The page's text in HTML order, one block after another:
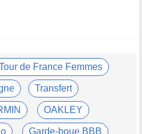
d'une fracture de la clavicule
07/08
été modifié en raison
les coulisses de la FDJ
de France Femmes
Transfert
OAKLEY
Garde-boue BBB